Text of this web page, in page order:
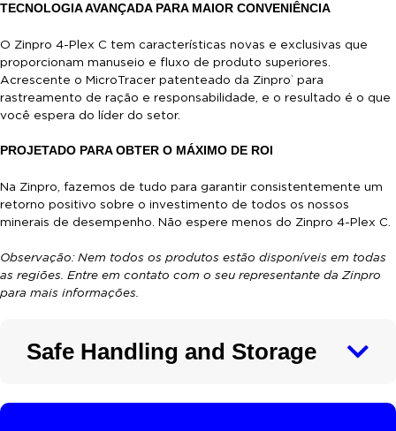
TECNOLOGIA AVANÇADA PARA MAIOR CONVENIÊNCIA
O Zinpro 4-Plex C tem características novas e exclusivas que
proporcionam manuseio e fluxo de produto superiores.
Acrescente o MicroTracer patenteado da Zinpro® para
rastreamento de ração e responsabilidade, e o resultado é o que
você espera do líder do setor.
PROJETADO PARA OBTER O MÁXIMO DE ROI
Na Zinpro, fazemos de tudo para garantir consistentemente um
retorno positivo sobre o investimento de todos os nossos
minerais de desempenho. Não espere menos do Zinpro 4-Plex C.
Observação: Nem todos os produtos estão disponíveis em todas
as regiões. Entre em contato com o seu representante da Zinpro
para mais informações.
Safe Handling and Storage